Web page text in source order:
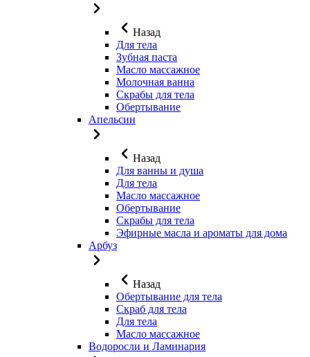
Назад
Для тела
Зубная паста
Масло массажное
Молочная ванна
Скрабы для тела
Обертывание
Апельсин
Назад
Для ванны и душа
Для тела
Масло массажное
Обертывание
Скрабы для тела
Эфирные масла и ароматы для дома
Арбуз
Назад
Обертывание для тела
Скраб для тела
Для тела
Масло массажное
Водоросли и Ламинария